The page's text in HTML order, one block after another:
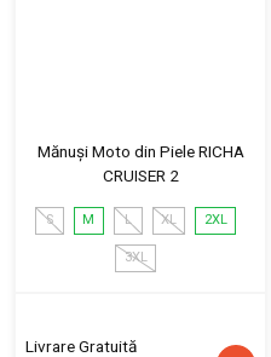
Mănuși Moto din Piele RICHA
CRUISER 2
S M L XL 2XL
3XL
Livrare Gratuită